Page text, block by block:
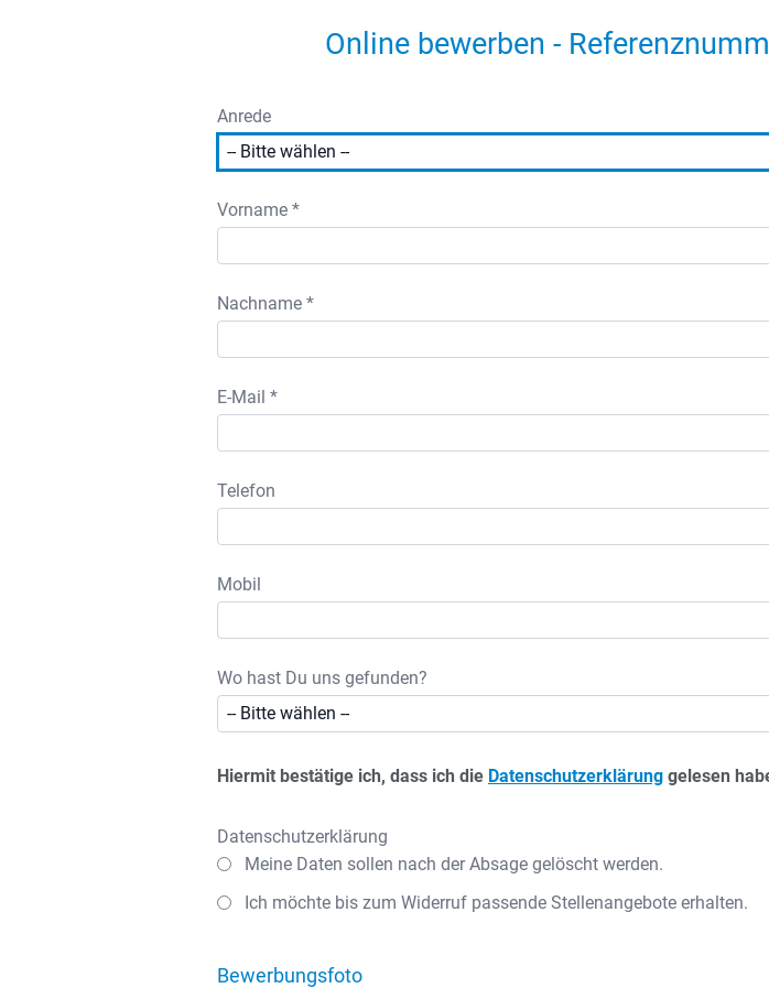
Online bewerben -
Anrede
Vorname *
Nachname *
E-Mail *
Telefon
Mobil
Wo hast Du uns gefunden?
Hiermit bestätige ich, dass ich die Datenschutzerklärung gelesen
Datenschutzerklärung
Meine Daten sollen nach der Absage gelöscht werden.
Ich möchte bis zum Widerruf passende Stellenangebote erhalten.
Bewerbungsfoto